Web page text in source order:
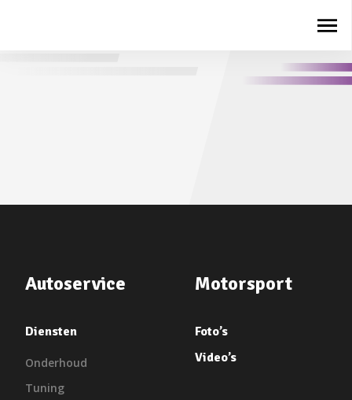
Autoservice
Diensten
Onderhoud
Tuning
Motorsport
Foto’s
Video’s